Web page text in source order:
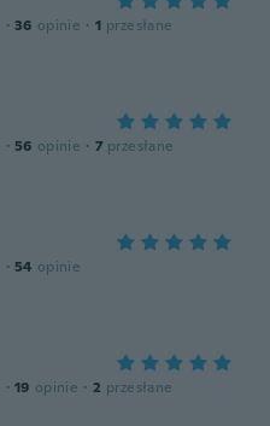
· 36 opinie · 1 przesłane
· 56 opinie · 7 przesłane
· 54 opinie
· 19 opinie · 2 przesłane